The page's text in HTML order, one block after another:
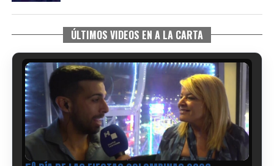
ÚLTIMOS VIDEOS EN A LA CARTA